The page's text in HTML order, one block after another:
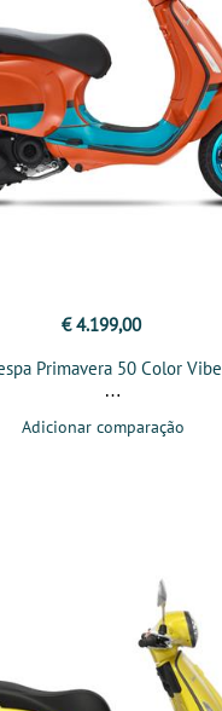
€ 4.199,00
Primavera 50 Color Vibe
Adicionar comparação